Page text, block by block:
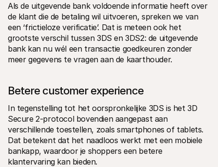
Als de uitgevende bank voldoende informatie heeft over
de klant die de betaling wil uitvoeren, spreken we van
een ‘frictieloze verificatie’. Dat is meteen ook het
grootste verschil tussen 3DS en 3DS2: de uitgevende
bank kan nu wél een transactie goedkeuren zonder
meer gegevens te vragen aan de kaarthouder.
Betere customer experience
In tegenstelling tot het oorspronkelijke 3DS is het 3D
Secure 2-protocol bovendien aangepast aan
verschillende toestellen, zoals smartphones of tablets.
Dat betekent dat het naadloos werkt met een mobiele
bankapp, waardoor je shoppers een betere
klantervaring kan bieden.